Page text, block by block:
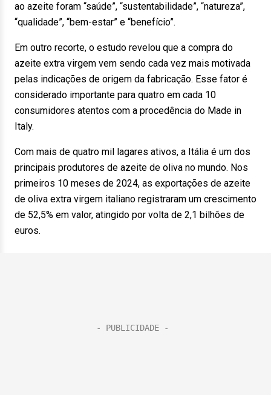
ao azeite foram “saúde”, “sustentabilidade”, “natureza”,
“qualidade”, “bem-estar” e “benefício”.
Em outro recorte, o estudo revelou que a compra do
azeite extra virgem vem sendo cada vez mais motivada
pelas indicações de origem da fabricação. Esse fator é
considerado importante para quatro em cada 10
consumidores atentos com a procedência do Made in
Italy.
Com mais de quatro mil lagares ativos, a Itália é um dos
principais produtores de azeite de oliva no mundo. Nos
primeiros 10 meses de 2024, as exportações de azeite
de oliva extra virgem italiano registraram um crescimento
de 52,5% em valor, atingido por volta de 2,1 bilhões de
euros.